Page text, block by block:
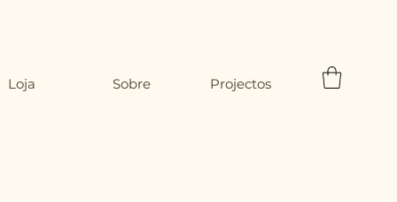
Loja Sobre Projectos